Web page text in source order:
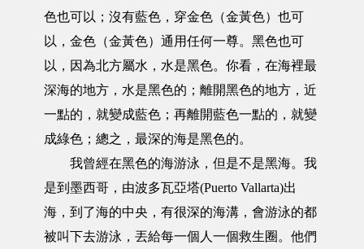
色也可以；沒有藍色，穿金色（金黃色）也可
以，金色（金黃色）通用任何一尊。黑色也可
以，因為北方屬水，水是黑色。你看，在海裡最
深海的地方，水是黑色的；離開黑色的地方，近
一點的，就變成藍色；再離開藍色一點的，就變
成綠色；總之，最深的海是黑色的。
我曾經在黑色的海游泳，但是不是黑海。我
是到墨西哥，由波多瓦亞塔(Puerto Vallarta)出
海，到了海的中央，有很深的海溝，會游泳的都
被叫下去游泳，丟給每一個人一個救生圈。他們